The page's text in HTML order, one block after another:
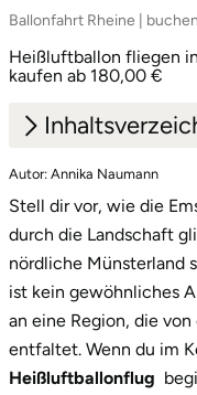
Ballonfahrt Rheine |
Heißluftballon fliegen
kaufen ab 180,00 €
1. Logenplatz
entdecken
2. Unsere Korb-
Abenteuer
2.1 Die klassische
2.2 Exklusive
Autor: Annika Naumann
Stell dir vor, wie die
durch die Landschaft
nördliche Münsterland
ist kein gewöhnliches
an eine Region, die
entfaltet. Wenn du im
Heißluftballonflug